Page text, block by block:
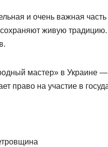
и очень важная
живую традицию.
мастер» в Украине
право на участие в